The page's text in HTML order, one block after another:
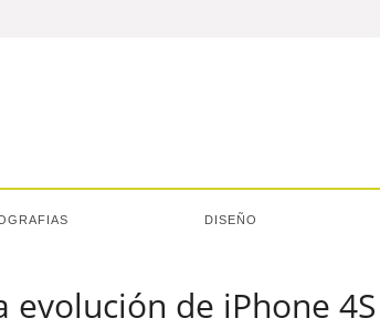
DISEÑO
evolución de iPhone